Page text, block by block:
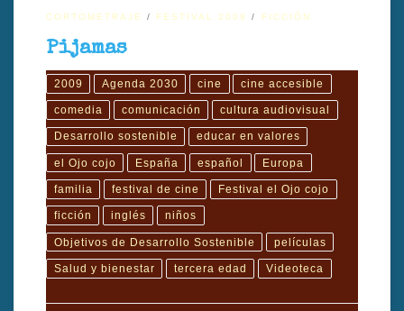
CORTOMETRAJE FESTIVAL 2009 FICCIÓN
Pijamas
2009 Agenda 2030 cine cine accesible
comedia comunicación cultura audiovisual
Desarrollo sostenible educar en valores
el Ojo cojo España español Europa
familia festival de cine Festival el Ojo cojo
ficción inglés niños
Objetivos de Desarrollo Sostenible películas
Salud y bienestar tercera edad Videoteca